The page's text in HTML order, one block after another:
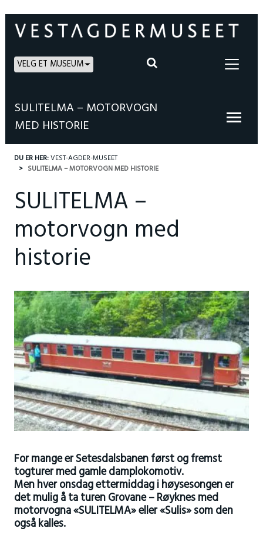
VELG ET MUSEUM
SULITELMA – MOTORVOGN
MED HISTORIE
DU ER HER:VEST-AGDER-MUSEET
SULITELMA – MOTORVOGN MED HISTORIE
SULITELMA –
motorvogn med
historie
For mange er Setesdalsbanen først og fremst
togturer med gamle damplokomotiv.
Men hver onsdag ettermiddag i høysesongen er
det mulig å ta turen Grovane – Røyknes med
motorvogna «SULITELMA» eller «Sulis» som den
også kalles.